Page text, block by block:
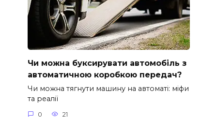
Чи можна буксирувати автомобіль з
автоматичною коробкою передач?
Чи можна тягнути машину на автоматі: міфи
та реалії
0 21